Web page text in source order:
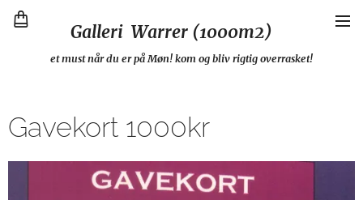
Galleri Warrer (1000m2)
et must når du er på Møn! kom og bliv rigtig overrasket!
Gavekort 1000kr